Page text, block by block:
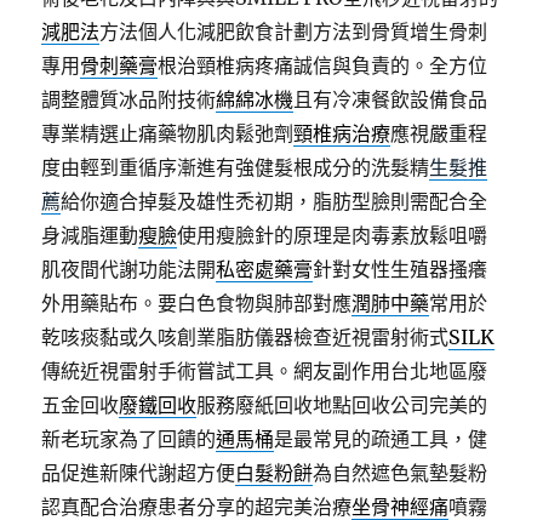
減肥法方法個人化減肥飲食計劃方法到骨質增生骨刺
專用 骨刺藥膏根治頸椎病疼痛誠信與負責的。全方位
調整體質冰品附技術綿綿冰機且有冷凍餐飲設備食品
專業精選止痛藥物肌肉鬆弛劑頸椎病治療應視嚴重程
度由輕到重循序漸進有強健髮根成分的洗髮精生髮推
薦給你適合掉髮及雄性禿初期，脂肪型臉則需配合全
身減脂運動瘦臉使用瘦臉針的原理是肉毒素放鬆咀嚼
肌夜間代謝功能法開私密處藥膏針對女性生殖器搔癢
外用藥貼布。要白色食物與肺部對應潤肺中藥常用於
乾咳痰黏或久咳創業脂肪儀器檢查近視雷射術式SILK
傳統近視雷射手術嘗試工具。網友副作用台北地區廢
五金回收廢鐵回收服務廢紙回收地點回收公司完美的
新老玩家為了回饋的通馬桶是最常見的疏通工具，健
品促進新陳代謝超方便白髮粉餅為自然遮色氣墊髮粉
認真配合治療患者分享的超完美治療坐骨神經痛噴霧